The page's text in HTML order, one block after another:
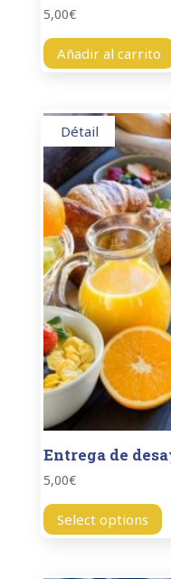
5,00€
Añadir al carrito
Entrega de
5,00€
Détail
Select options